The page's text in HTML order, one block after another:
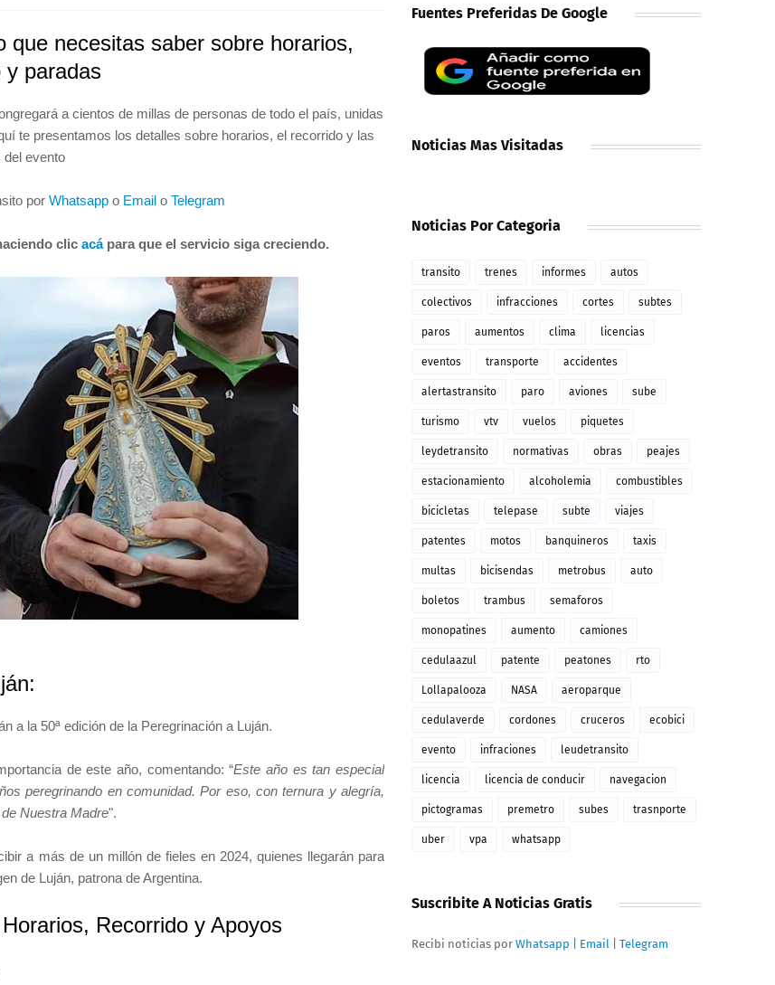
que necesitas saber sobre horarios,
y paradas
a cientos de millas de personas de todo el país, unidas
te presentamos los detalles sobre horarios, el recorrido y las
del evento
por Whatsappo Emailo Telegram
clic acápara que el servicio siga creciendo.
a la 50ª edición de la Peregrinación a Luján.
de este año, comentando: “Este año es tan especial
peregrinando en comunidad. Por eso, con ternura y alegría,
Nuestra Madre".
a más de un millón de fieles en 2024, quienes llegarán para
de Luján, patrona de Argentina.
Recorrido y Apoyos
Fuentes Preferidas De Google
Noticias Mas Visitadas
Noticias Por Categoria
transito trenes informes autos
colectivos infracciones cortes subtes
paros aumentos clima licencias
eventos transporte accidentes
alertastransito paro aviones sube
turismo vtv vuelos piquetes
leydetransito normativas obras peajes
estacionamiento alcoholemia combustibles
bicicletas telepase subte viajes
patentes motos banquineros taxis
multas bicisendas metrobus auto
boletos trambus semaforos
monopatines aumento camiones
cedulaazul patente peatones rto
Lollapalooza NASA aeroparque
cedulaverde cordones cruceros ecobici
evento infraciones leudetransito
licencia licencia de conducir navegacion
pictogramas premetro subes trasnporte
uber vpa whatsapp
Suscribite A Noticias Gratis
Recibi noticias por Whatsapp Email Telegram